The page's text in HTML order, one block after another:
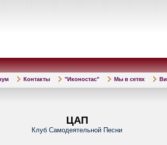
Контакты "Иконостас" Мы в сетях
ЦАП
Клуб Самодеятельной Песни